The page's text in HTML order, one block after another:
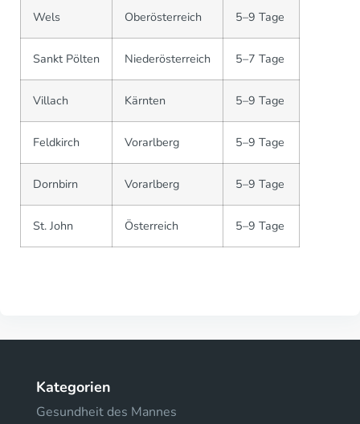
Wels Oberösterreich 5–9 Tage
Sankt Pölten Niederösterreich 5–7 Tage
Villach Kärnten 5–9 Tage
Feldkirch Vorarlberg 5–9 Tage
Dornbirn Vorarlberg 5–9 Tage
St. John Österreich 5–9 Tage
Kategorien
Gesundheit des Mannes